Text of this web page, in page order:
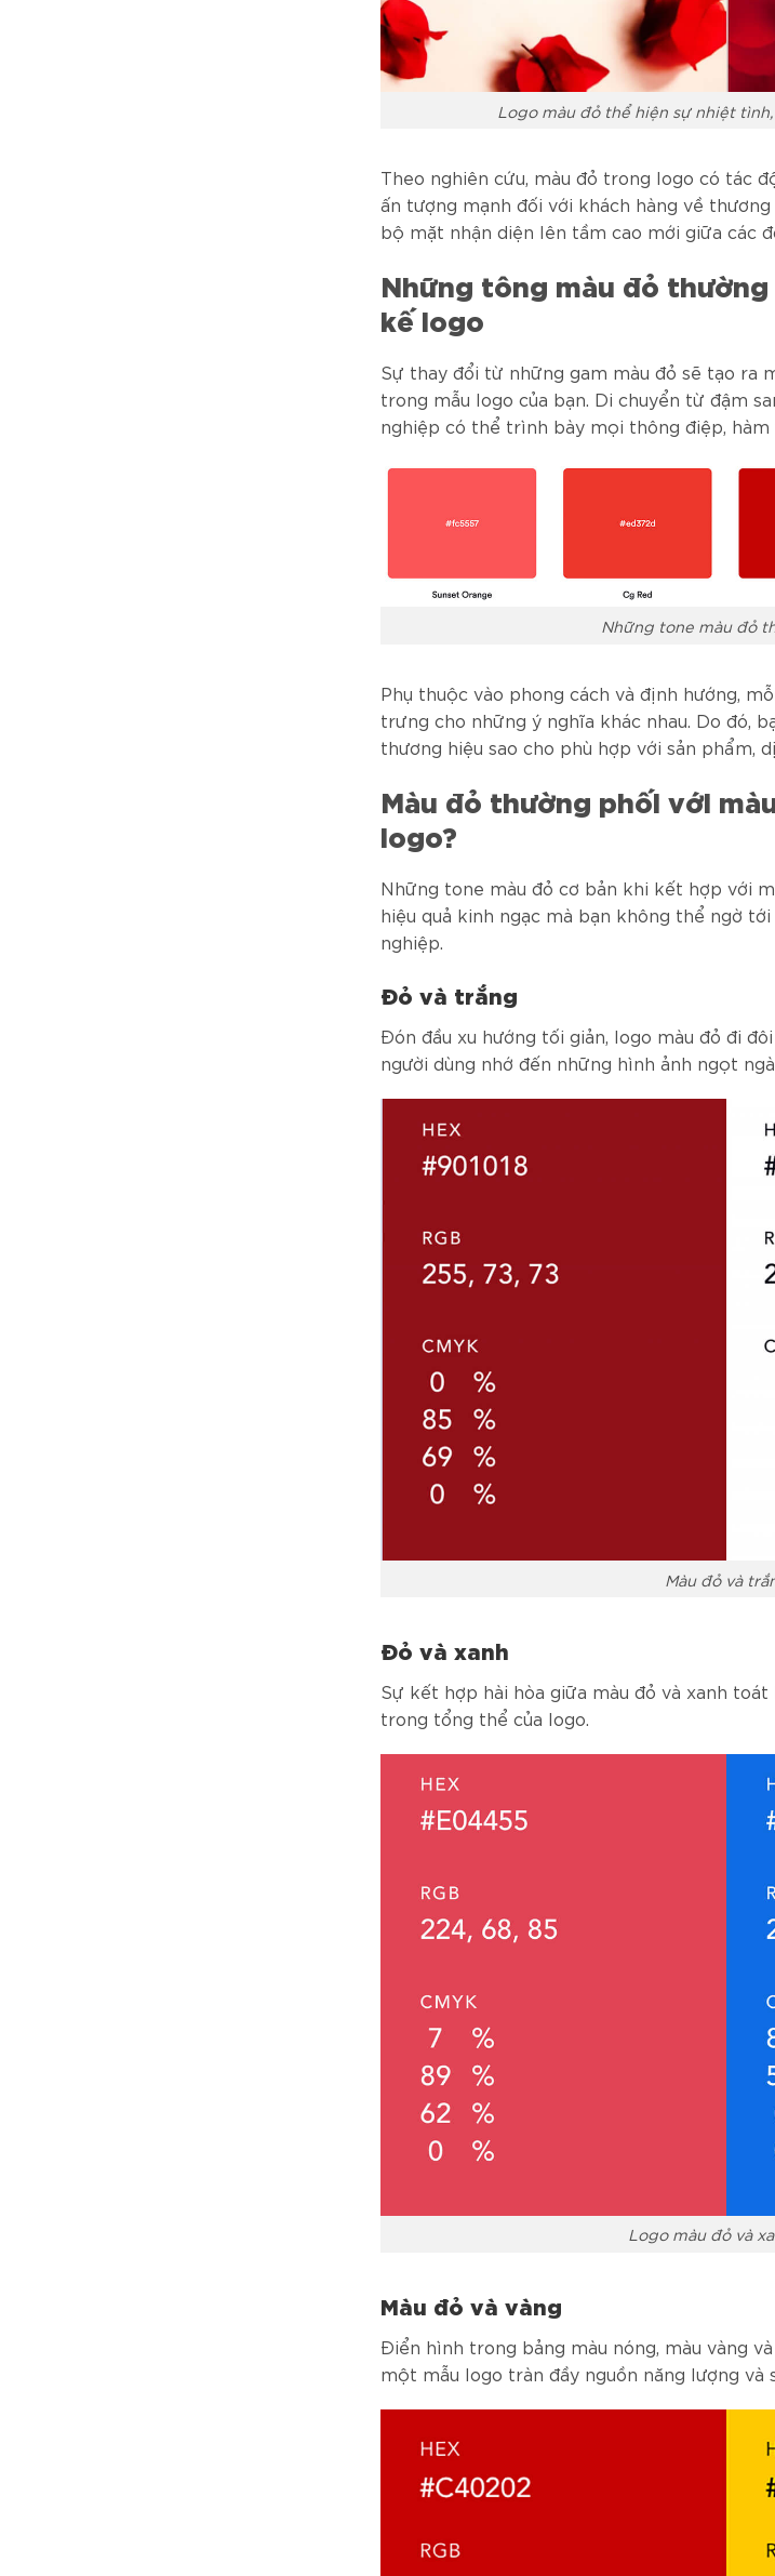
Logo màu đỏ thể hiện sự nhiệt
Theo nghiên cứu, màu đỏ trong logo có tác
ấn tượng mạnh đối với khách hàng về
bộ mặt nhận diện lên tầm cao mới giữa các
Những tông màu đỏ
kế logo
Sự thay đổi từ những gam màu đỏ sẽ tạo ra
trong mẫu logo của bạn. Di chuyển từ đậm
nghiệp có thể trình bày mọi thông điệp, hàm
Những tone màu đỏ
Phụ thuộc vào phong cách và định hướng,
trưng cho những ý nghĩa khác nhau. Do đó,
thương hiệu sao cho phù hợp với sản phẩm,
Màu đỏ thường phối với
logo?
Những tone màu đỏ cơ bản khi kết hợp với
hiệu quả kinh ngạc mà bạn không thể ngờ
nghiệp.
Đỏ và trắng
Đón đầu xu hướng tối giản, logo màu đỏ đi
người dùng nhớ đến những hình ảnh ngọt
Màu đỏ và
Đỏ và xanh
Sự kết hợp hài hòa giữa màu đỏ và xanh
trong tổng thể của logo.
Logo màu đỏ và
Màu đỏ và vàng
Điển hình trong bảng màu nóng, màu vàng
một mẫu logo tràn đầy nguồn năng lượng và